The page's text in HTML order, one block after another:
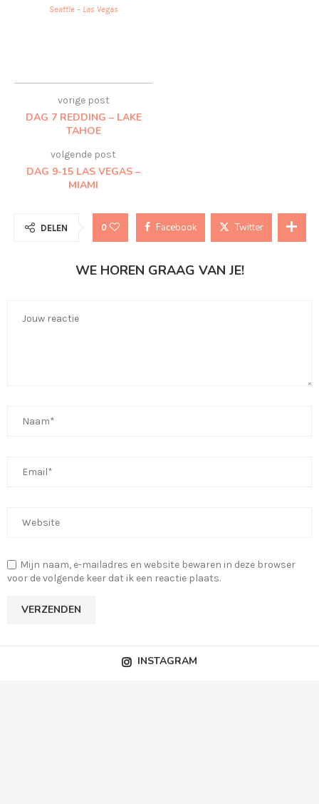
Seattle – Las Vegas
vorige post
DAG 7 REDDING – LAKE
TAHOE
volgende post
DAG 9-15 LAS VEGAS –
MIAMI
DELEN 0 Facebook Twitter
WE HOREN GRAAG VAN JE!
Mijn naam, e-mailadres en website bewaren in deze browser
voor de volgende keer dat ik een reactie plaats.
INSTAGRAM